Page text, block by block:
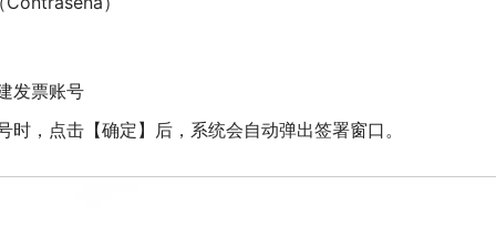
发票账号
时，点击【确定】后，系统会自动弹出签署窗口。